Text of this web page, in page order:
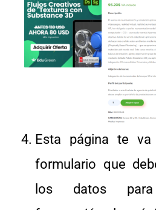
Esta página te
formulario que
los datos